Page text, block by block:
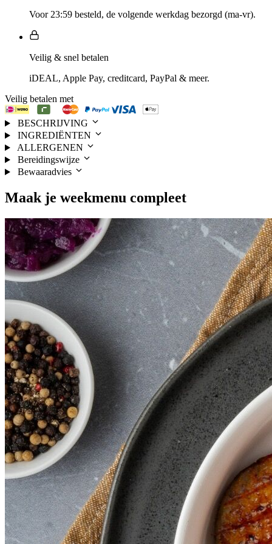
Voor 23:59 besteld, de volgende werkdag bezorgd (ma-vr).
Veilig & snel betalen
iDEAL, Apple Pay, creditcard, PayPal & meer.
Veilig betalen met
BESCHRIJVING
INGREDIËNTEN
ALLERGENEN
Bereidingswijze
Bewaaradvies
Maak je weekmenu compleet